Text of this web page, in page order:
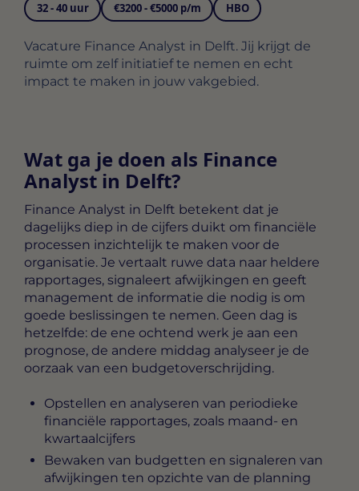
32 - 40 uur €3200 - €5000 p/m HBO
Vacature Finance Analyst in Delft. Jij krijgt de
ruimte om zelf initiatief te nemen en echt
impact te maken in jouw vakgebied.
Wat ga je doen als Finance
Analyst in Delft?
Finance Analyst in Delft betekent dat je
dagelijks diep in de cijfers duikt om financiële
processen inzichtelijk te maken voor de
organisatie. Je vertaalt ruwe data naar heldere
rapportages, signaleert afwijkingen en geeft
management de informatie die nodig is om
goede beslissingen te nemen. Geen dag is
hetzelfde: de ene ochtend werk je aan een
prognose, de andere middag analyseer je de
oorzaak van een budgetoverschrijding.
Opstellen en analyseren van periodieke
financiële rapportages, zoals maand- en
kwartaalcijfers
Bewaken van budgetten en signaleren van
afwijkingen ten opzichte van de planning